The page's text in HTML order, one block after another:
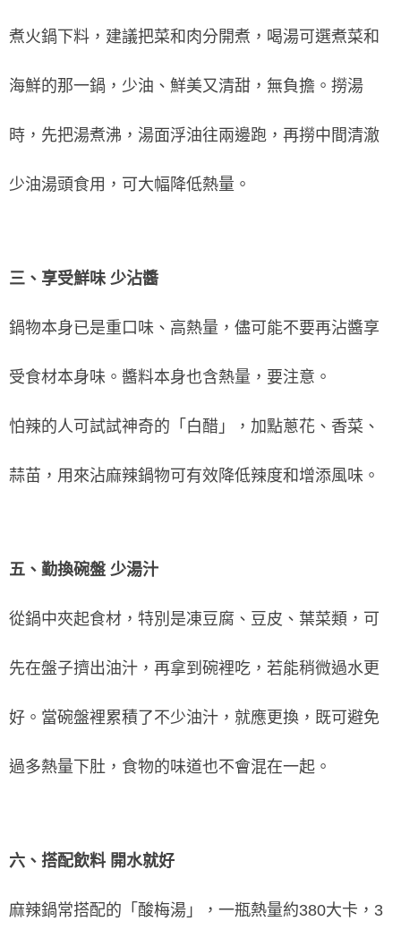
煮火鍋下料，建議把菜和肉分開煮，喝湯可選煮菜和
海鮮的那一鍋，少油、鮮美又清甜，無負擔。撈湯
時，先把湯煮沸，湯面浮油往兩邊跑，再撈中間清澈
少油湯頭食用，可大幅降低熱量。
三、享受鮮味 少沾醬
鍋物本身已是重口味、高熱量，儘可能不要再沾醬享
受食材本身味。醬料本身也含熱量，要注意。
怕辣的人可試試神奇的「白醋」，加點蔥花、香菜、
蒜苗，用來沾麻辣鍋物可有效降低辣度和增添風味。
五、勤換碗盤 少湯汁
從鍋中夾起食材，特別是凍豆腐、豆皮、葉菜類，可
先在盤子擠出油汁，再拿到碗裡吃，若能稍微過水更
好。當碗盤裡累積了不少油汁，就應更換，既可避免
過多熱量下肚，食物的味道也不會混在一起。
六、搭配飲料 開水就好
麻辣鍋常搭配的「酸梅湯」，一瓶熱量約380大卡，3